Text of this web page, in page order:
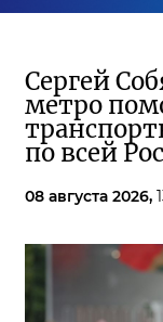
Сергей
метро
по всей
08 августа 2026,